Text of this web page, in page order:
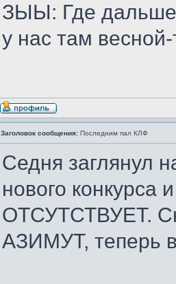
ЗЫЫ: Где дальше
у нас там
Заголовок сообщения: Последним пал КЛФ
Седня заглянул
нового
ОТСУТСТВУЕТ.
АЗИМУТ, теперь